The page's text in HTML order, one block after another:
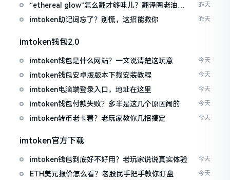
“ethereal glow”怎么翻才够味儿？翻译圈老油条
的私房话
昨天
imtoken助记词忘了？别慌，这招能救你 昨天
imtoken钱包2.0
imtoken钱包是什么网站？一文说清楚这玩意 今天
imtoken钱包安卓版版本下载安装教程 今天
imtoken电脑端登录入口，地址在这里 今天
imtoken钱包付款失败？多半是这几个原因闹的 今天
imtoken转币老卡着？老玩家教你几招搞定 今天
imtoken官方下载
imtoken钱包到底好不好用？老玩家说说真实体验 今天
ETH美元报价怎么看？老股民手把手教你盯盘 今天